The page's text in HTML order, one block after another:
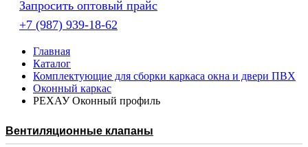
Запросить оптовый прайс
+7 (987) 939-18-62
Главная
Каталог
Комплектующие для сборки каркаса окна и двери ПВХ
Оконный каркас
РЕХАУ Оконный профиль
Вентиляционные клапаны